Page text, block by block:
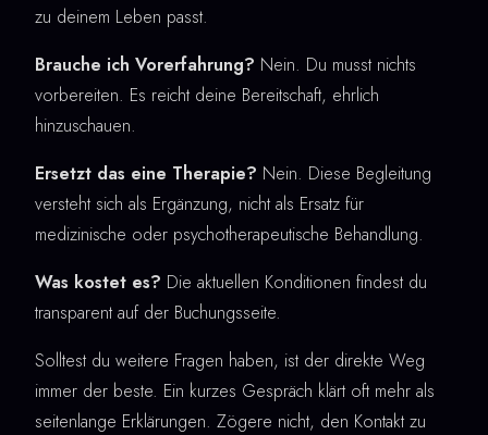
zu deinem Leben passt.
Brauche ich Vorerfahrung? Nein. Du musst nichts
vorbereiten. Es reicht deine Bereitschaft, ehrlich
hinzuschauen.
Ersetzt das eine Therapie? Nein. Diese Begleitung
versteht sich als Ergänzung, nicht als Ersatz für
medizinische oder psychotherapeutische Behandlung.
Was kostet es? Die aktuellen Konditionen findest du
transparent auf der Buchungsseite.
Solltest du weitere Fragen haben, ist der direkte Weg
immer der beste. Ein kurzes Gespräch klärt oft mehr als
seitenlange Erklärungen. Zögere nicht, den Kontakt zu